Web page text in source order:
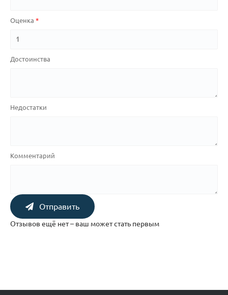
Оценка
Достоинства
Недостатки
Комментарий
Отправить
Отзывов ещё нет – ваш может стать первым